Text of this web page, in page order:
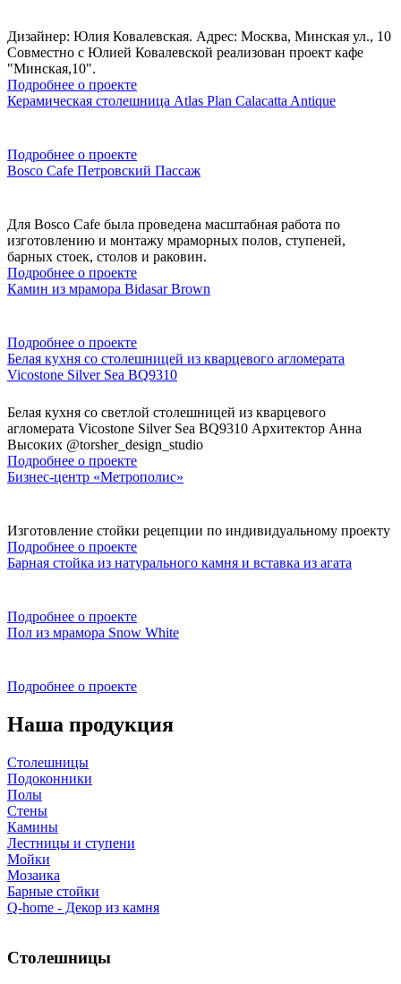
Дизайнер: Юлия Ковалевская. Адрес: Москва, Минская ул., 10
Совместно с Юлией Ковалевской реализован проект кафе
"Минская,10".
Подробнее о проекте
Керамическая столешница Atlas Plan Calacatta Antique
Подробнее о проекте
Bosco Cafe Петровский Пассаж
Для Bosco Cafe была проведена масштабная работа по
изготовлению и монтажу мраморных полов, ступеней,
барных стоек, столов и раковин.
Подробнее о проекте
Камин из мрамора Bidasar Brown
Подробнее о проекте
Белая кухня со столешницей из кварцевого агломерата
Vicostone Silver Sea BQ9310
Белая кухня со светлой столешницей из кварцевого
агломерата Vicostone Silver Sea BQ9310 Архитектор Анна
Высоких @torsher_design_studio
Подробнее о проекте
Бизнес-центр «Метрополис»
Изготовление стойки рецепции по индивидуальному проекту
Подробнее о проекте
Барная стойка из натурального камня и вставка из агата
Подробнее о проекте
Пол из мрамора Snow White
Подробнее о проекте
Наша продукция
Столешницы
Подоконники
Полы
Стены
Камины
Лестницы и ступени
Мойки
Мозаика
Барные стойки
Q-home - Декор из камня
Столешницы